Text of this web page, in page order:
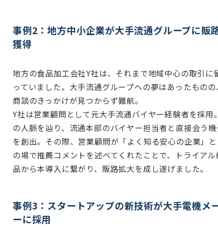
事例2：地方中小企業が大手流通グループに販
獲得
地方の食品加工会社Y社は、それまで地域中心の取引に
っていました。大手流通グループへの夢はあったもの
商談のきっかけが見つからず難航。
Y社は営業顧問として元大手流通バイヤー経験者を採用
の人脈を辿り、流通本部のバイヤー担当者と直接会う
を創出。その際、営業顧問が「よく知る安心の企業」
の場で推薦コメントを述べてくれたことで、トライア
品から本導入に繋がり、販路拡大を成し遂げました。
事例3：スタートアップの新技術が大手電機メ
ーに採用